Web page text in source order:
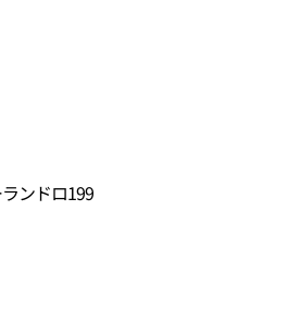
ンドロ199